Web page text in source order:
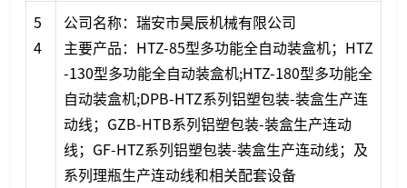
5
4
公司名称：瑞安市昊辰机械有限公司
主要产品：HTZ-85型多功能全自动装盒机；HTZ
-130型多功能全自动装盒机;HTZ-180型多功能全
自动装盒机;DPB-HTZ系列铝塑包装-装盒生产连
动线；GZB-HTB系列铝塑包装-装盒生产连动
线；GF-HTZ系列铝塑包装-装盒生产连动线；及
系列理瓶生产连动线和相关配套设备